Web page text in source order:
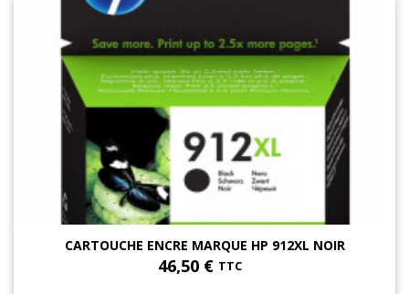
CARTOUCHE ENCRE MARQUE HP 912XL NOIR
46,50 € TTC